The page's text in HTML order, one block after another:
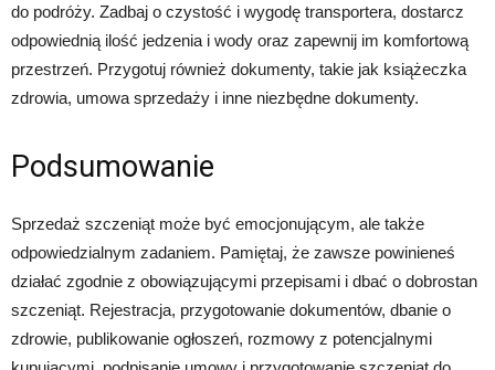
do podróży. Zadbaj o czystość i wygodę transportera, dostarcz
odpowiednią ilość jedzenia i wody oraz zapewnij im komfortową
przestrzeń. Przygotuj również dokumenty, takie jak książeczka
zdrowia, umowa sprzedaży i inne niezbędne dokumenty.
Podsumowanie
Sprzedaż szczeniąt może być emocjonującym, ale także
odpowiedzialnym zadaniem. Pamiętaj, że zawsze powinieneś
działać zgodnie z obowiązującymi przepisami i dbać o dobrostan
szczeniąt. Rejestracja, przygotowanie dokumentów, dbanie o
zdrowie, publikowanie ogłoszeń, rozmowy z potencjalnymi